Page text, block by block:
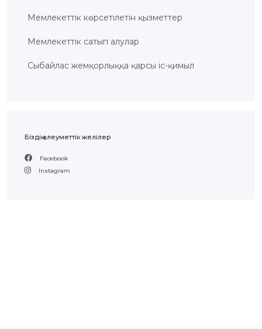
Мемлекеттік көрсетілетін қызметтер
Мемлекеттік сатып алулар
Сыбайлас жемқорлыққа қарсы іс-қимыл
Біздің әлеуметтік желілер
Facebook
Instagram